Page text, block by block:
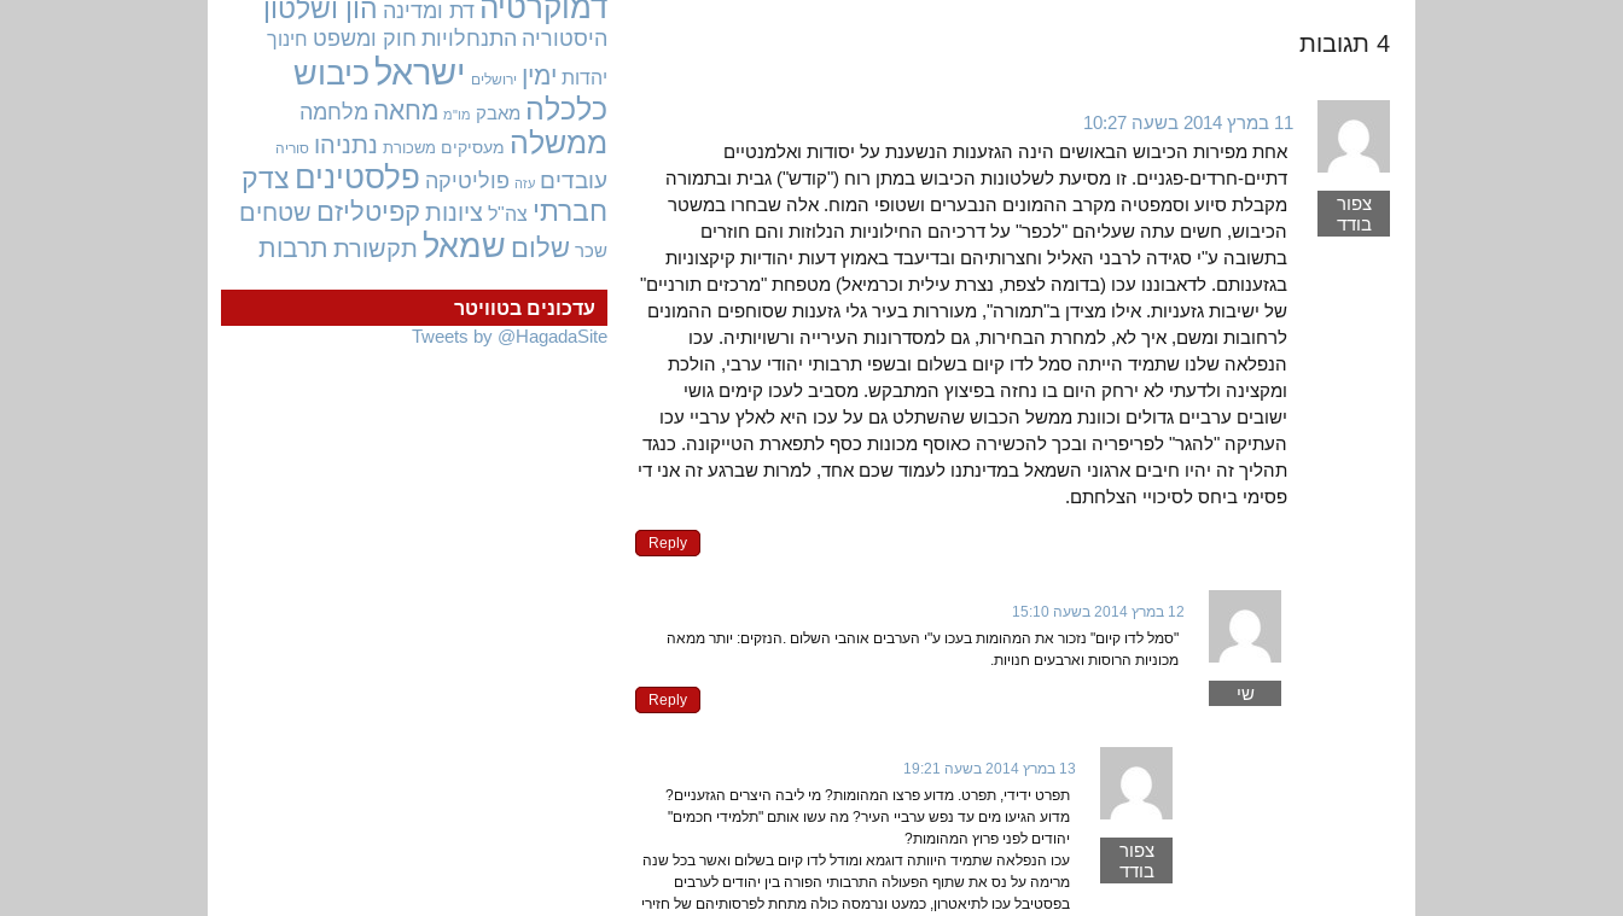
4 תגובות
צפור
בודד
11 במרץ 2014 בשעה 10:27
אחת מפירות הכיבוש הבאושים הינה הגזענות הנשענת על יסודות ואלמנטיים
דתיים-חרדים-פגניים. זו מסיעת לשלטונות הכיבוש במתן רוח ("קודש") גבית ובתמורה
מקבלת סיוע וסמפטיה מקרב ההמונים הנבערים ושטופי המוח. אלה שבחרו במשטר
הכיבוש, חשים עתה שעליהם "לכפר" על דרכיהם החילוניות הנלוזות והם חוזרים
בתשובה ע"י סגידה לרבני האליל וחצרותיהם ובדיעבד באמוץ דעות יהודיות קיקצוניות
בגזענותם. לדאבוננו עכו (בדומה לצפת, נצרת עילית וכרמיאל) מטפחת "מרכזים תורניים"
של ישיבות גזעניות. אילו מצידן ב"תמורה", מעוררות בעיר גלי גזענות שסוחפים ההמונים
לרחובות ומשם, איך לא, למחרת הבחירות, גם למסדרונות העירייה ורשויותיה. עכו
הנפלאה שלנו שתמיד הייתה סמל לדו קיום בשלום ובשפי תרבותי יהודי ערבי, הולכת
ומקצינה ולדעתי לא ירחק היום בו נחזה בפיצוץ המתבקש. מסביב לעכו קימים גושי
ישובים ערביים גדולים וכוונת ממשל הכבוש שהשתלט גם על עכו היא לאלץ ערביי עכו
העתיקה "להגר" לפריפריה ובכך להכשירה כאוסף מכונות כסף לתפארת הטייקונה. כנגד
תהליך זה יהיו חיבים ארגוני השמאל במדינתנו לעמוד שכם אחד, למרות שברגע זה אני די
פסימי ביחס לסיכויי הצלחתם.
Reply
שי
12 במרץ 2014 בשעה 15:10
"סמל לדו קיום" נזכור את המהומות בעכו ע"י הערבים אוהבי השלום .הנזקים: יותר ממאה
מכוניות הרוסות וארבעים חנויות.
Reply
צפור
בודד
13 במרץ 2014 בשעה 19:21
תפרט ידידי, תפרט. מדוע פרצו המהומות? מי ליבה היצרים הגזעניים?
מדוע הגיעו מים עד נפש ערביי העיר? מה עשו אותם "תלמידי חכמים"
יהודים לפני פרוץ המהומות?
עכו הנפלאה שתמיד היוותה דוגמא ומודל לדו קיום בשלום ואשר בכל שנה
מרימה על נס את שתוף הפעולה התרבותי הפורה בין יהודים לערבים
בפסטיבל עכו לתיאטרון, כמעט ונרמסה כולה מתחת לפרסותיהם של חזירי
עדכונים בטוויטר
Tweets by @HagadaSite
דמוקרטיה דת ומדינה הון ושלטון
היסטוריה התנחלויות חוק ומשפט חינוך
יהדות ימין ירושלים ישראל כיבוש
כלכלה מאבק מו"מ מחאה מלחמה
ממשלה מעסיקים משכורת נתניהו סוריה
עובדים עזה פוליטיקה פלסטינים צדק
חברתי צה"ל ציונות קפיטליזם שטחים
שכר שלום שמאל תקשורת תרבות